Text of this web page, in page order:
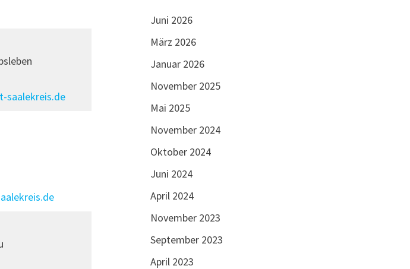
saalekreis.de
Juni 2026
März 2026
Januar 2026
November 2025
Mai 2025
November 2024
Oktober 2024
Juni 2024
April 2024
November 2023
September 2023
April 2023